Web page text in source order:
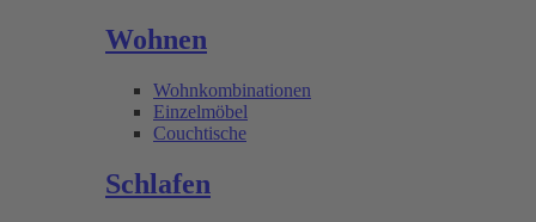
Wohnen
Wohnkombinationen
Einzelmöbel
Couchtische
Schlafen